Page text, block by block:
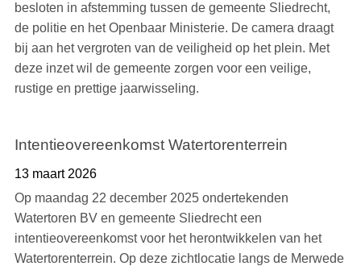
besloten in afstemming tussen de gemeente Sliedrecht,
de politie en het Openbaar Ministerie. De camera draagt
bij aan het vergroten van de veiligheid op het plein. Met
deze inzet wil de gemeente zorgen voor een veilige,
rustige en prettige jaarwisseling.
Intentieovereenkomst Watertorenterrein
13 maart 2026
Op maandag 22 december 2025 ondertekenden
Watertoren BV en gemeente Sliedrecht een
intentieovereenkomst voor het herontwikkelen van het
Watertorenterrein. Op deze zichtlocatie langs de Merwede